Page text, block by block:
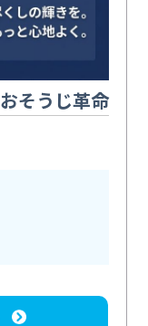
おそうじ革命